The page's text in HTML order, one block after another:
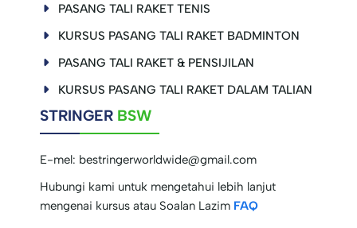
PASANG TALI RAKET TENIS
KURSUS PASANG TALI RAKET BADMINTON
PASANG TALI RAKET & PENSIJILAN
KURSUS PASANG TALI RAKET DALAM TALIAN
STRINGER BSW
E-mel: bestringerworldwide@gmail.com
Hubungi kami untuk mengetahui lebih lanjut
mengenai kursus atau Soalan Lazim FAQ